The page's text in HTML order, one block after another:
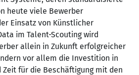
heute viele Bewerber
Einsatz von Künstlicher
im Talent-Scouting wird
allein in Zukunft erfolgreicher
vor allem die Investition in
für die Beschäftigung mit den